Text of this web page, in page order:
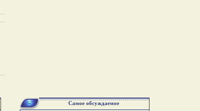
Самое обсуждаемое